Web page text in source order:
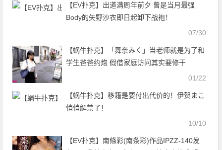
【EV扑克】出道满周年前夕 曾是当月最强
Body的矢野沙衣即日起卸下战袍！
07/30
【蜗牛扑克】「舞奈みく」当老师就是为了和
学生爸爸约炮 假借家庭访问其实要修干
01/22
【蜗牛扑克】移籍是要付出代价的！伊贺まこ
悄悄解禁了！
10/10
【EV扑克】南條彩(南条彩)作品IPZZ-140发